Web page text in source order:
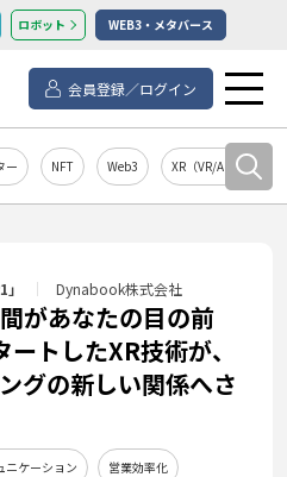
ロボット WEB3・メタバース
会員登録／ログイン
ー NFT Web3 XR（VR/AR/MR）
Dynabook株式会社
があなたの目の前
トしたXR技術が、
グの新しい関係へさ
ニケーション 営業効率化